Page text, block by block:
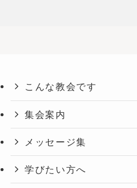
l
c
o
こんな教会です
集会案内
メッセージ集
学びたい方へ